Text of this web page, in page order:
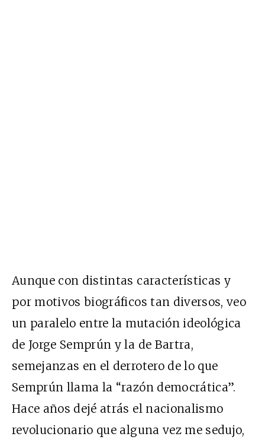
Aunque con distintas características y
por motivos biográficos tan diversos, veo
un paralelo entre la mutación ideológica
de Jorge Semprún y la de Bartra,
semejanzas en el derrotero de lo que
Semprún llama la “razón democrática”.
Hace años dejé atrás el nacionalismo
revolucionario que alguna vez me sedujo,